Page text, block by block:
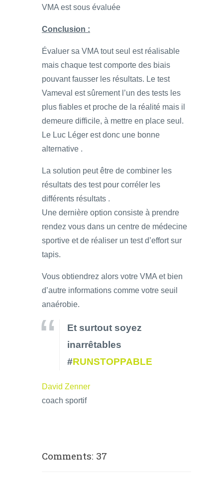
VMA est sous évaluée
Conclusion :
Évaluer sa VMA tout seul est réalisable
mais chaque test comporte des biais
pouvant fausser les résultats. Le test
Vameval est sûrement l’un des tests les
plus fiables et proche de la réalité mais il
demeure difficile, à mettre en place seul.
Le Luc Léger est donc une bonne
alternative .
La solution peut être de combiner les
résultats des test pour corréler les
différents résultats .
Une dernière option consiste à prendre
rendez vous dans un centre de médecine
sportive et de réaliser un test d’effort sur
tapis.
Vous obtiendrez alors votre VMA et bien
d’autre informations comme votre seuil
anaérobie.
Et surtout soyez
inarrêtables
#RUNSTOPPABLE
David Zenner
coach sportif
Comments: 37